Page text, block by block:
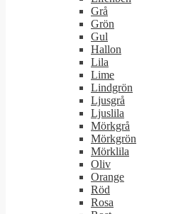
Grå
Grön
Gul
Hallon
Lila
Lime
Lindgrön
Ljusgrå
Ljuslila
Mörkgrå
Mörkgrön
Mörklila
Oliv
Orange
Röd
Rosa